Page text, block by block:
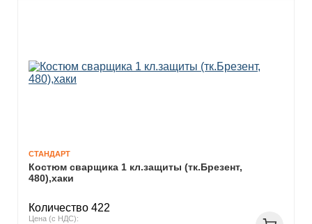
СТАНДАРТ
Костюм сварщика 1 кл.защиты (тк.Брезент,
480),хаки
Количество 422
Цена (с НДС):